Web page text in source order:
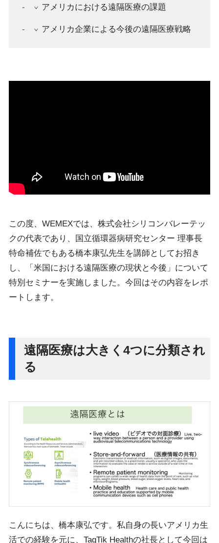
アメリカにおける遠隔医療の課題
アメリカ企業による今後の遠隔医療戦略
この度、WEMEXでは、株式会社シリコンバレーテッ
クの代表であり、国立循環器病研究センター 理事長
特命補佐でもある橋本康弘先生を講師としてお招き
し、「米国における遠隔医療の現状と今後」について
特別セミナーを実施しました。今回はその内容をレポ
ートします。
遠隔医療は大きく4つに分類され
る
こんにちは、橋本康弘です。私自身の長いアメリカ生
活での経験を元に、TaqTik Healthの社長として今回は